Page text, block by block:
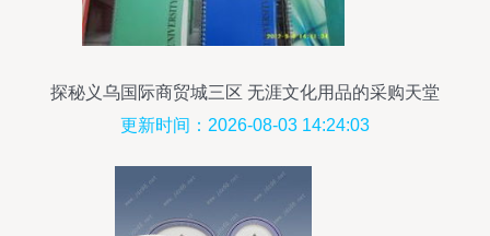
探秘义乌国际商贸城三区 无涯文化用品的采购天堂
更新时间：2026-08-03 14:24:03